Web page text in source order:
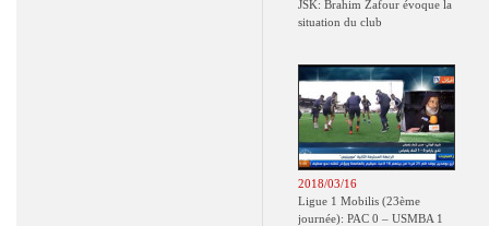
JSK: Brahim Zafour évoque la
situation du club
2018/03/16
Ligue 1 Mobilis (23ème
journée): PAC 0 – USMBA 1